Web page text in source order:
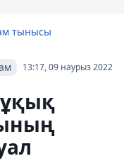
тынысы
13:17, 09 наурыз 2022